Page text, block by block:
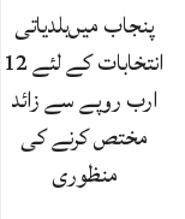
پنجاب میں‌بلدیاتی
انتخابات کے لئے 12
ارب روپے سے زائد
مختص کرنے کی
منظوری